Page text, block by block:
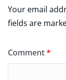
Your email
fields are
Comment*